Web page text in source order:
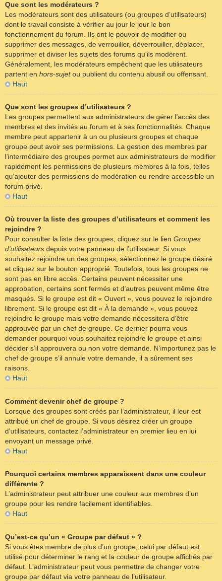
Que sont les modérateurs ?
Les modérateurs sont des utilisateurs (ou groupes d’utilisateurs)
dont le travail consiste à vérifier au jour le jour le bon
fonctionnement du forum. Ils ont le pouvoir de modifier ou
supprimer des messages, de verrouiller, déverrouiller, déplacer,
supprimer et diviser les sujets des forums qu’ils modèrent.
Généralement, les modérateurs empêchent que les utilisateurs
partent en hors-sujetou publient du contenu abusif ou offensant.
Haut
Que sont les groupes d’utilisateurs ?
Les groupes permettent aux administrateurs de gérer l’accès des
membres et des invités au forum et à ses fonctionnalités. Chaque
membre peut appartenir à un ou plusieurs groupes et chaque
groupe peut avoir ses permissions. La gestion des membres par
l’intermédiaire des groupes permet aux administrateurs de modifier
rapidement les permissions de plusieurs membres à la fois, telles
qu’ajouter des permissions de modération ou rendre accessible un
forum privé.
Haut
Où trouver la liste des groupes d’utilisateurs et comment les
rejoindre ?
Pour consulter la liste des groupes, cliquez sur le lien Groupes
d’utilisateurs depuis votre panneau de l’utilisateur. Si vous
souhaitez rejoindre un des groupes, sélectionnez le groupe désiré
et cliquez sur le bouton approprié. Toutefois, tous les groupes ne
sont pas en libre accès. Certains peuvent nécessiter une
approbation, certains sont fermés et d’autres peuvent même être
masqués. Si le groupe est dit « Ouvert », vous pouvez le rejoindre
librement. Si le groupe est dit « À la demande », vous pouvez
rejoindre le groupe mais votre demande nécessitera d’être
approuvée par un chef de groupe. Ce dernier pourra vous
demander pourquoi vous souhaitez rejoindre le groupe et ainsi
décider s’il approuvera ou non votre demande. N’importunez pas le
chef de groupe s’il annule votre demande, il a sûrement ses
raisons.
Haut
Comment devenir chef de groupe ?
Lorsque des groupes sont créés par l’administrateur, il leur est
attribué un chef de groupe. Si vous désirez créer un groupe
d’utilisateurs, contactez l’administrateur en premier lieu en lui
envoyant un message privé.
Haut
Pourquoi certains membres apparaissent dans une couleur
différente ?
L’administrateur peut attribuer une couleur aux membres d’un
groupe pour les rendre facilement identifiables.
Haut
Qu’est-ce qu’un « Groupe par défaut » ?
Si vous êtes membre de plus d’un groupe, celui par défaut est
utilisé pour déterminer le rang et la couleur de groupe affichés par
défaut. L’administrateur peut vous permettre de changer votre
groupe par défaut via votre panneau de l’utilisateur.